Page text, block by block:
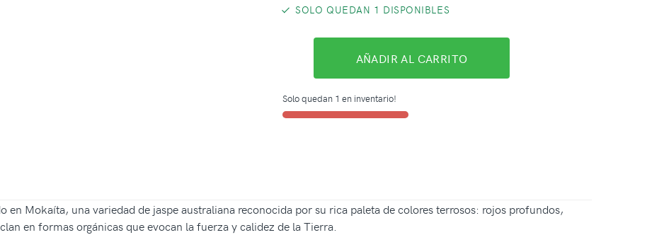
SOLO QUEDAN 1 DISPONIBLES
AÑADIR AL CARRITO
Solo quedan 1 en inventario!
en Mokaíta, una variedad de jaspe australiana reconocida por su rica paleta de colores terrosos: rojos profundos,
en formas orgánicas que evocan la fuerza y calidez de la Tierra.